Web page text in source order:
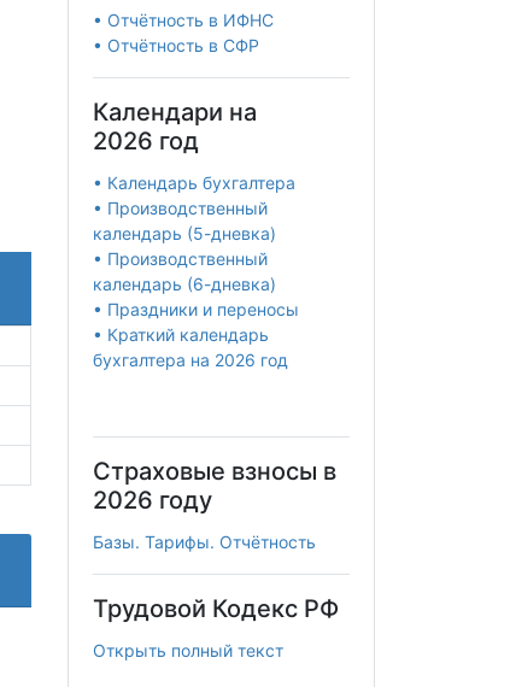
• Отчётность в ИФНС
• Отчётность в СФР
Календари на
2026 год
• Календарь бухгалтера
• Производственный
календарь (5-дневка)
• Производственный
календарь (6-дневка)
• Праздники и переносы
• Краткий календарь
бухгалтера на 2026 год
Страховые взносы в
2026 году
Базы. Тарифы. Отчётность
Трудовой Кодекс РФ
Открыть полный текст